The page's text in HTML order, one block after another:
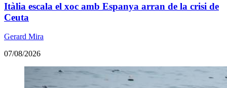
Itàlia escala el xoc amb Espanya arran de la crisi de
Ceuta
Gerard Mira
07/08/2026